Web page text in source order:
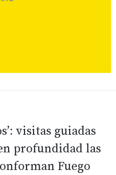
visitas guiadas
profundidad las
Fuego